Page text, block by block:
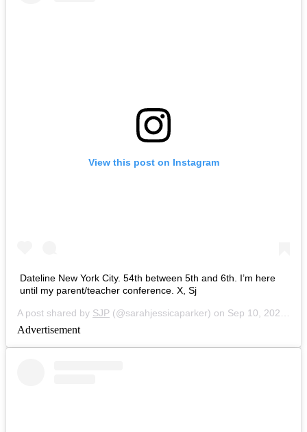
View this post on Instagram
Dateline New York City. 54th between 5th and 6th. I’m here
until my parent/teacher conference. X, Sj
A post shared by SJP (@sarahjessicaparker) on Sep 10, 2020 at 10:24am PDT
Advertisement